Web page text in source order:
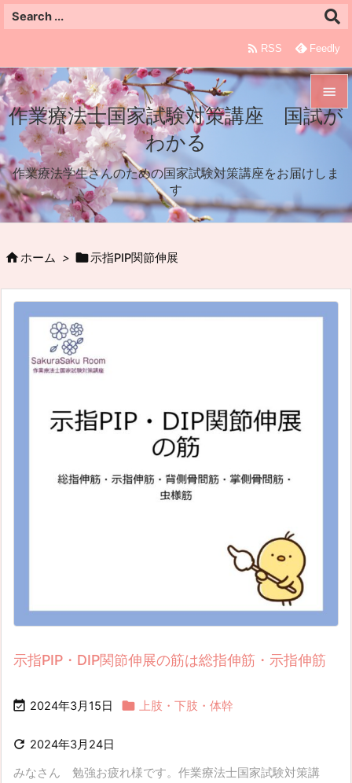
作業療法士国家試験対策講座 国試が
わかる
作業療法学生さんのための国家試験対策講座をお届けしま
す





検索
 RSS Feedly
ホーム > 示指PIP関節伸展
示指PIP・DIP関節伸展の筋は総指伸筋・示指伸筋
 2024年3月15日  上肢・下肢・体幹
 2024年3月24日
みなさん 勉強お疲れ様です。作業療法士国家試験対策講